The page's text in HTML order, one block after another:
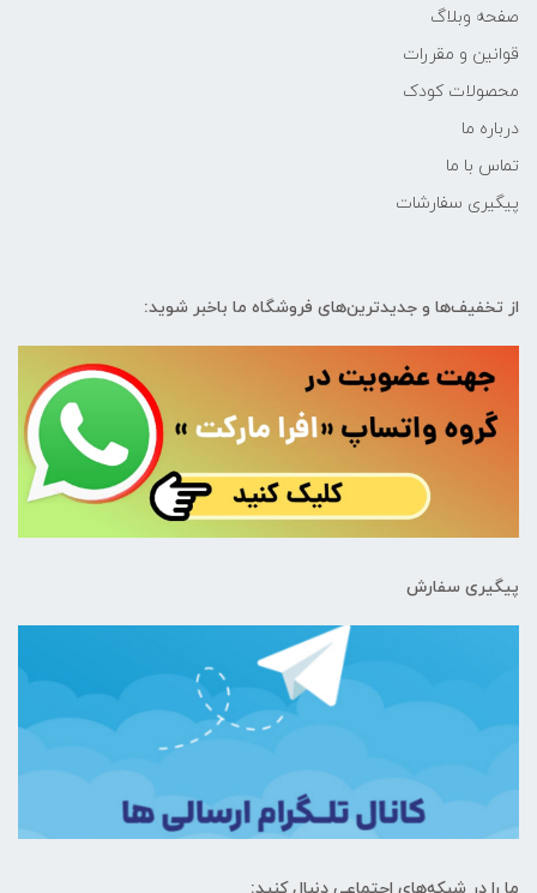
صفحه وبلاگ
قوانین و مقررات
محصولات کودک
درباره ما
تماس با ما
پیگیری سفارشات
از تخفیف‌ها و جدیدترین‌های فروشگاه ما باخبر شوید:
پیگیری سفارش
ما را در شبکه‌های اجتماعی دنبال کنید: